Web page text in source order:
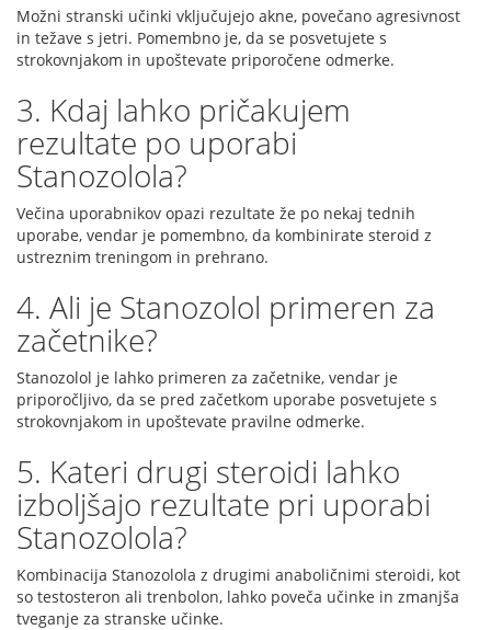
Možni stranski učinki vključujejo akne, povečano agresivnost
in težave s jetri. Pomembno je, da se posvetujete s
strokovnjakom in upoštevate priporočene odmerke.
3. Kdaj lahko pričakujem
rezultate po uporabi
Stanozolola?
Večina uporabnikov opazi rezultate že po nekaj tednih
uporabe, vendar je pomembno, da kombinirate steroid z
ustreznim treningom in prehrano.
4. Ali je Stanozolol primeren za
začetnike?
Stanozolol je lahko primeren za začetnike, vendar je
priporočljivo, da se pred začetkom uporabe posvetujete s
strokovnjakom in upoštevate pravilne odmerke.
5. Kateri drugi steroidi lahko
izboljšajo rezultate pri uporabi
Stanozolola?
Kombinacija Stanozolola z drugimi anaboličnimi steroidi, kot
so testosteron ali trenbolon, lahko poveča učinke in zmanjša
tveganje za stranske učinke.